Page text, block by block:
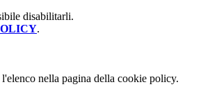
disabilitarli.
.
nella pagina della cookie policy.